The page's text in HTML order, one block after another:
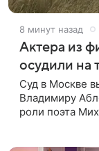
8 минут назад
Актера из
осудили на
Суд в Москве
Владимиру
роли поэта